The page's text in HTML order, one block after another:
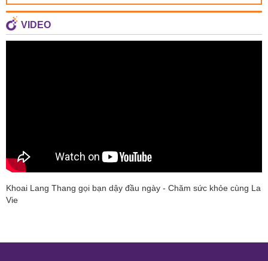
VIDEO
Khoai Lang Thang gọi bạn dậy đầu ngày - Chăm sức khỏe cùng La
Vie